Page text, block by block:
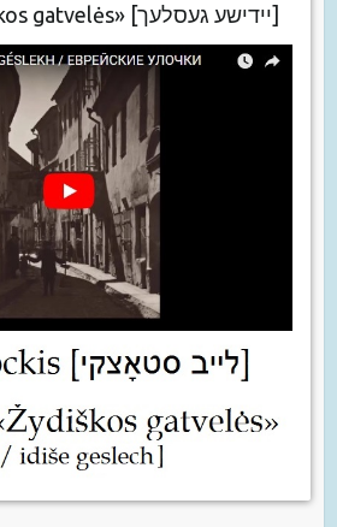
Eilėraštis «Žydiškos gatvelės» [יידישע געסלעך]